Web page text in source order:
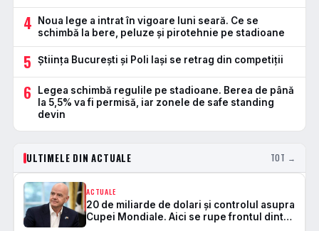
4
Noua lege a intrat în vigoare luni seară. Ce se
schimbă la bere, peluze și pirotehnie pe stadioane
5 Știința București și Poli Iași se retrag din competiții
6
Legea schimbă regulile pe stadioane. Berea de până
la 5,5% va fi permisă, iar zonele de safe standing
devin
ULTIMELE DIN ACTUALE TOT →
ACTUALE
20 de miliarde de dolari și controlul asupra
Cupei Mondiale. Aici se rupe frontul dintre